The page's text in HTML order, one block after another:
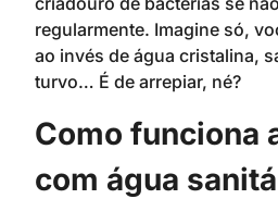
regularmente. Imagine só,
ao invés de água cristalina,
turvo… É de arrepiar, né?
Como funciona
com água